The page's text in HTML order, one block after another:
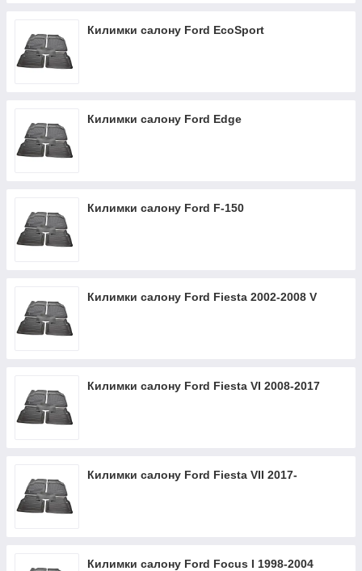
Килимки салону Ford EcoSport
Килимки салону Ford Edge
Килимки салону Ford F-150
Килимки салону Ford Fiesta 2002-2008 V
Килимки салону Ford Fiesta VI 2008-2017
Килимки салону Ford Fiesta VII 2017-
Килимки салону Ford Focus I 1998-2004